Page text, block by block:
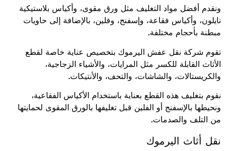
ونقدم أفضل مواد التغليف مثل ورق مقوى، وأكياس بلاستيكية
نايلون، وأكياس فقاعة، وإسفنج، وفلين، بالإضافة إلى حاويات
مبطنة بأحجام مختلفة.
تقوم شركة نقل عفش اليرموك بتخصيص عناية خاصة لقطع
الأثاث القابلة للكسر مثل المرايات، والأشياء الزجاجية،
والكريستالات، والشاشات، والتحف، والأنتيكات.
نقوم بتغليف هذه القطع بعناية باستخدام الأكياس الفقاعية،
ونحيطها بالإسفنج أو الفلين قبل تغليفها بالورق المقوى لحمايتها
من التلف والصدمات.
نقل أثاث اليرموك